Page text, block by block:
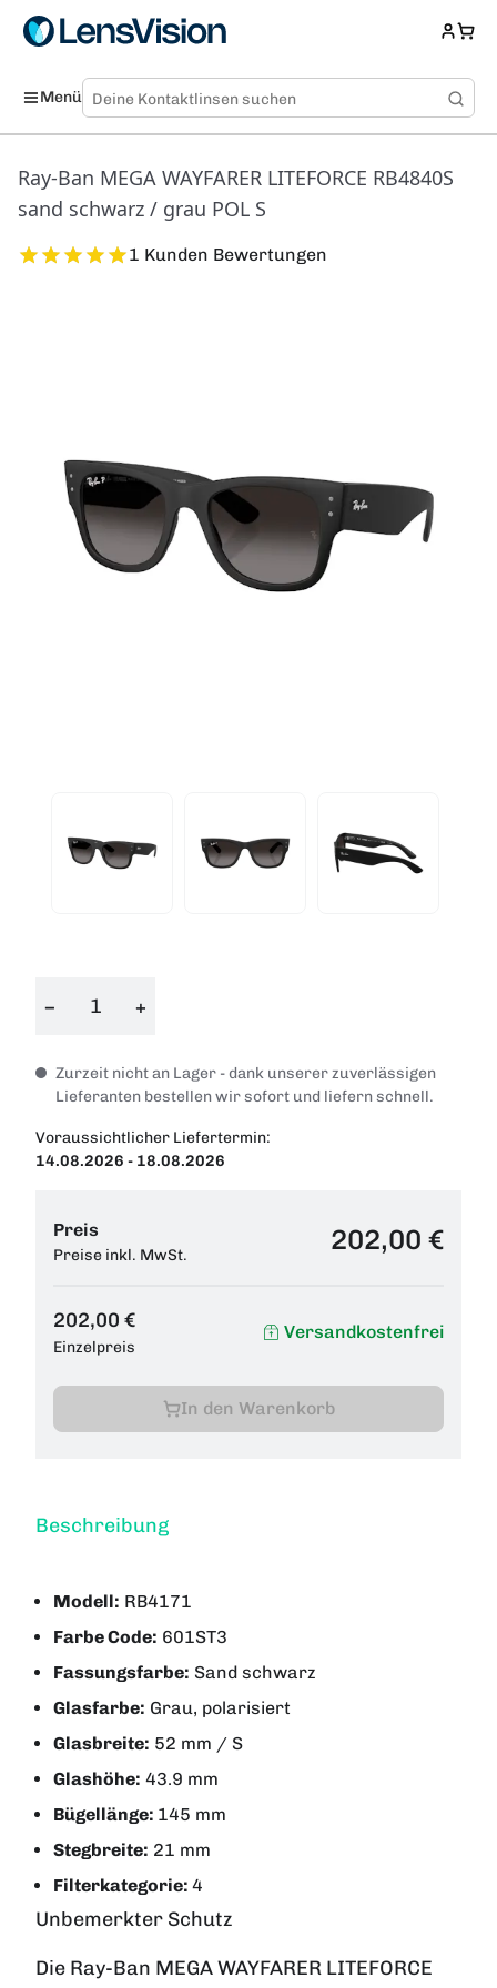
Menü
Ray-Ban MEGA WAYFARER LITEFORCE RB4840S
sand schwarz / grau POL S
1 Kunden Bewertungen
− +
Zurzeit nicht an Lager - dank unserer zuverlässigen
Lieferanten bestellen wir sofort und liefern schnell.
Voraussichtlicher Liefertermin:
14.08.2026 - 18.08.2026
Preis
Preise inkl. MwSt. 202,00 €
202,00 €
Einzelpreis
Versandkostenfrei
In den Warenkorb
Beschreibung
Modell: RB4171
Farbe Code: 601ST3
Fassungsfarbe: Sand schwarz
Glasfarbe: Grau, polarisiert
Glasbreite: 52 mm / S
Glashöhe: 43.9 mm
Bügellänge: 145 mm
Stegbreite: 21 mm
Filterkategorie: 4
Unbemerkter Schutz
Die Ray-Ban MEGA WAYFARER LITEFORCE